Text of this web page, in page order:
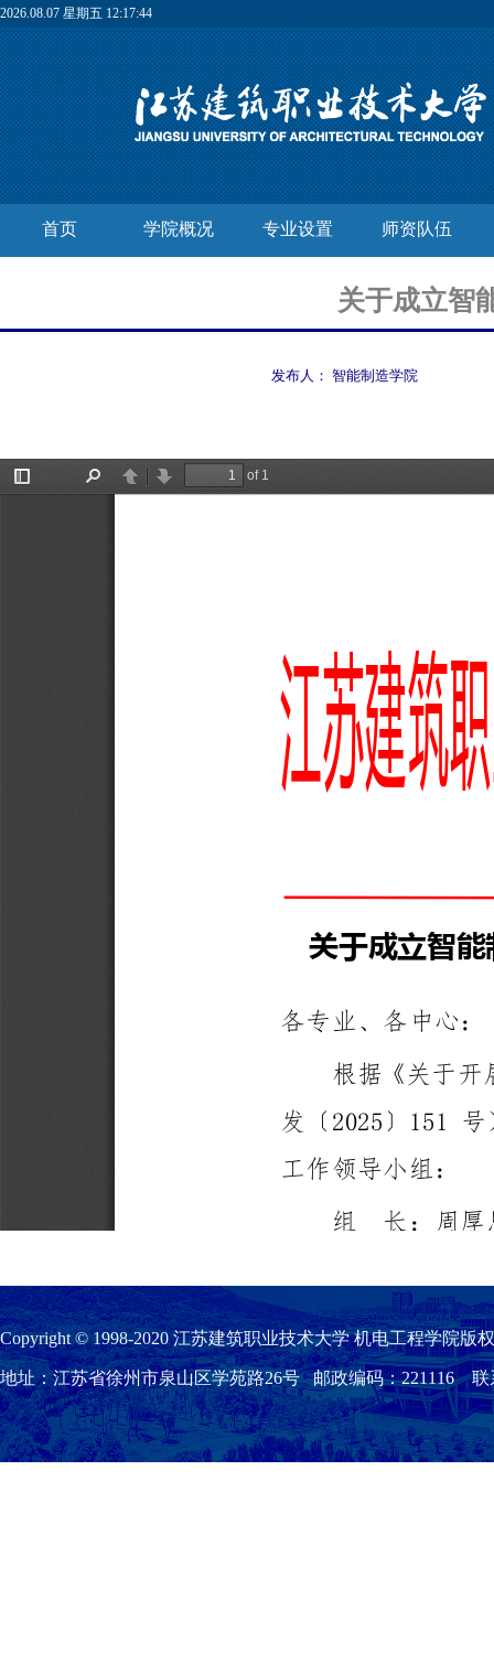
2026.08.07 星期五 12:17:44
首页 学院概况 专业设置 师资队伍
关于成立智
发布人： 智能制造学院
Copyright © 1998-2020 江苏建筑职业技术大学 机电工程学院版
地址：江苏省徐州市泉山区学苑路26号 邮政编码：221116 联